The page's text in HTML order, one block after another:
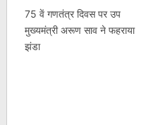
75 वें गणतंत्र दिवस पर उप
मुख्यमंत्री अरूण साव ने फहराया
झंडा